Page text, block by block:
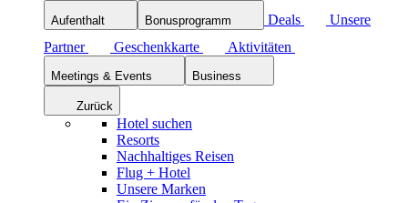
Aufenthalt Bonusprogramm Deals
Unsere
Partner
Geschenkkarte Aktivitäten
Meetings & Events Business
Zurück
Hotel suchen
Resorts
Nachhaltiges Reisen
Flug + Hotel
Unsere Marken